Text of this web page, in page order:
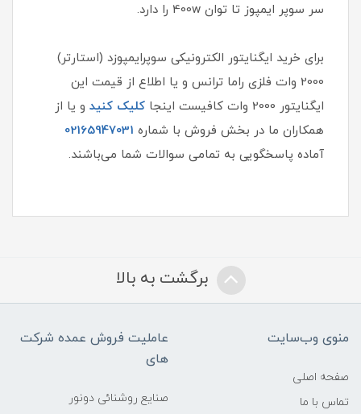
سر سوپر ایمپوز تا توان 400w را دارد.
برای خرید ایگنایتور الکترونیکی سوپرایمپوزد (استارتر)
2000 وات فلزی راما ترانس و یا اطلاع از قیمت این
ایگنایتور 2000 وات کافیست اینجا
کلیک کنید و یا از
همکاران ما در بخش فروش با شماره 02165947031
آماده پاسخگویی به تمامی سوالات شما می‌باشند.
برگشت به بالا
منوی وب‌سایت
صفحه اصلی
تماس با ما
عاملیت فروش عمده شرکت
های
صنایع روشنائی دونور